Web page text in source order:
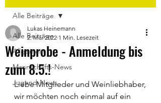
Alle Beiträge
Allgemein
Mannschafts-News
Jugend-News
Alle Beiträge
Weinprobe - Anmeldung bis
zum 8.5.!
Lukas Heinemann
2. Mai 2022 1 Min. Lesezeit
Liebe Mitglieder und Weinliebhaber,
wir möchten noch einmal auf ein